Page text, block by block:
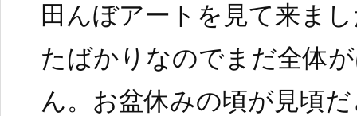
田んぼアートを見て来ま
たばかりなのでまだ全体
ん。お盆休みの頃が見頃